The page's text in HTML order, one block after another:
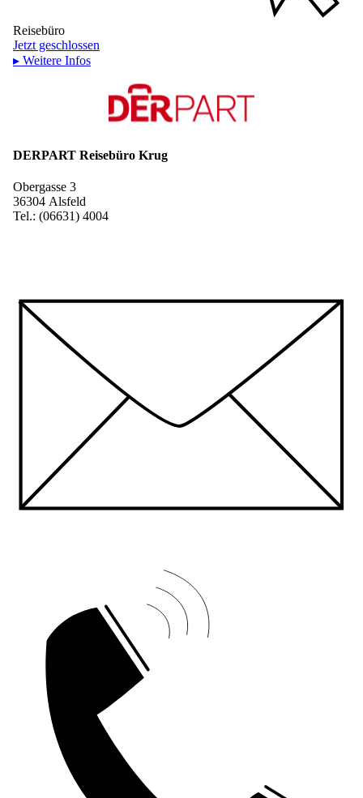
Reisebüro
Jetzt geschlossen
▸ Weitere Infos
DERPART Reisebüro Krug
Obergasse 3
36304 Alsfeld
Tel.: (06631) 4004